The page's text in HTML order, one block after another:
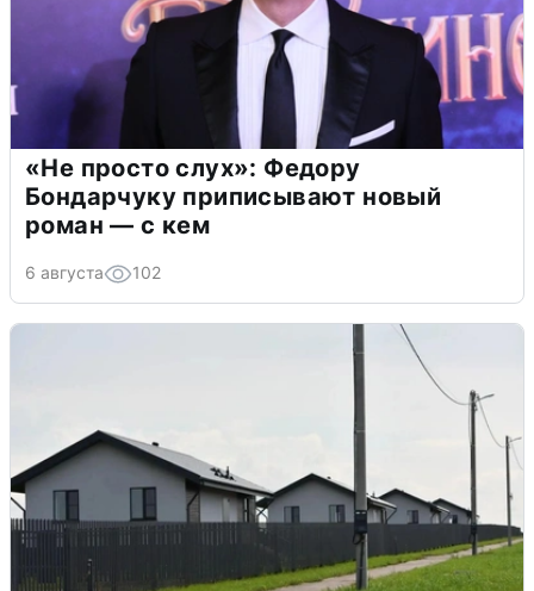
«Не просто слух»: Федору
Бондарчуку приписывают новый
роман — с кем
6 августа 102